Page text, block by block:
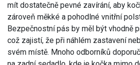
mít dostatečně pevné zavírání, aby
zároveň měkké a pohodlné vnitřní
Bezpečnostní pás by měl být vhodně
což zajistí, že při náhlém zastavení
svém místě. Mnoho odborníků